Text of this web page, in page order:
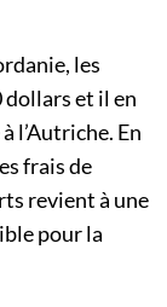
les
et il en
l’Autriche. En
frais de
revient à une
pour la